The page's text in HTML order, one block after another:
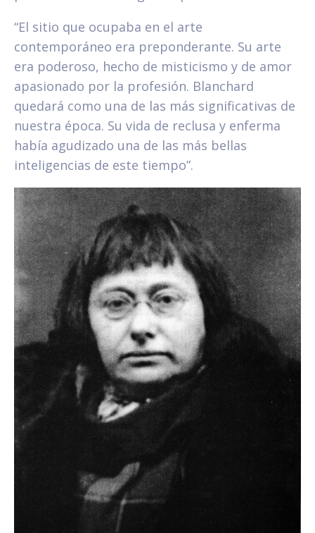
“El sitio que ocupaba en el arte
contemporáneo era preponderante. Su arte
era poderoso, hecho de misticismo y de amor
apasionado por la profesión. Blanchard
quedará como una de las más significativas de
nuestra época. Su vida de reclusa y enferma
había agudizado una de las más bellas
inteligencias de este tiempo”.